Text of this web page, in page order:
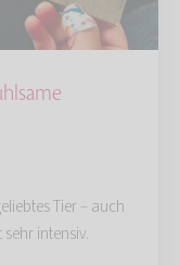
Tier – auch
intensiv.